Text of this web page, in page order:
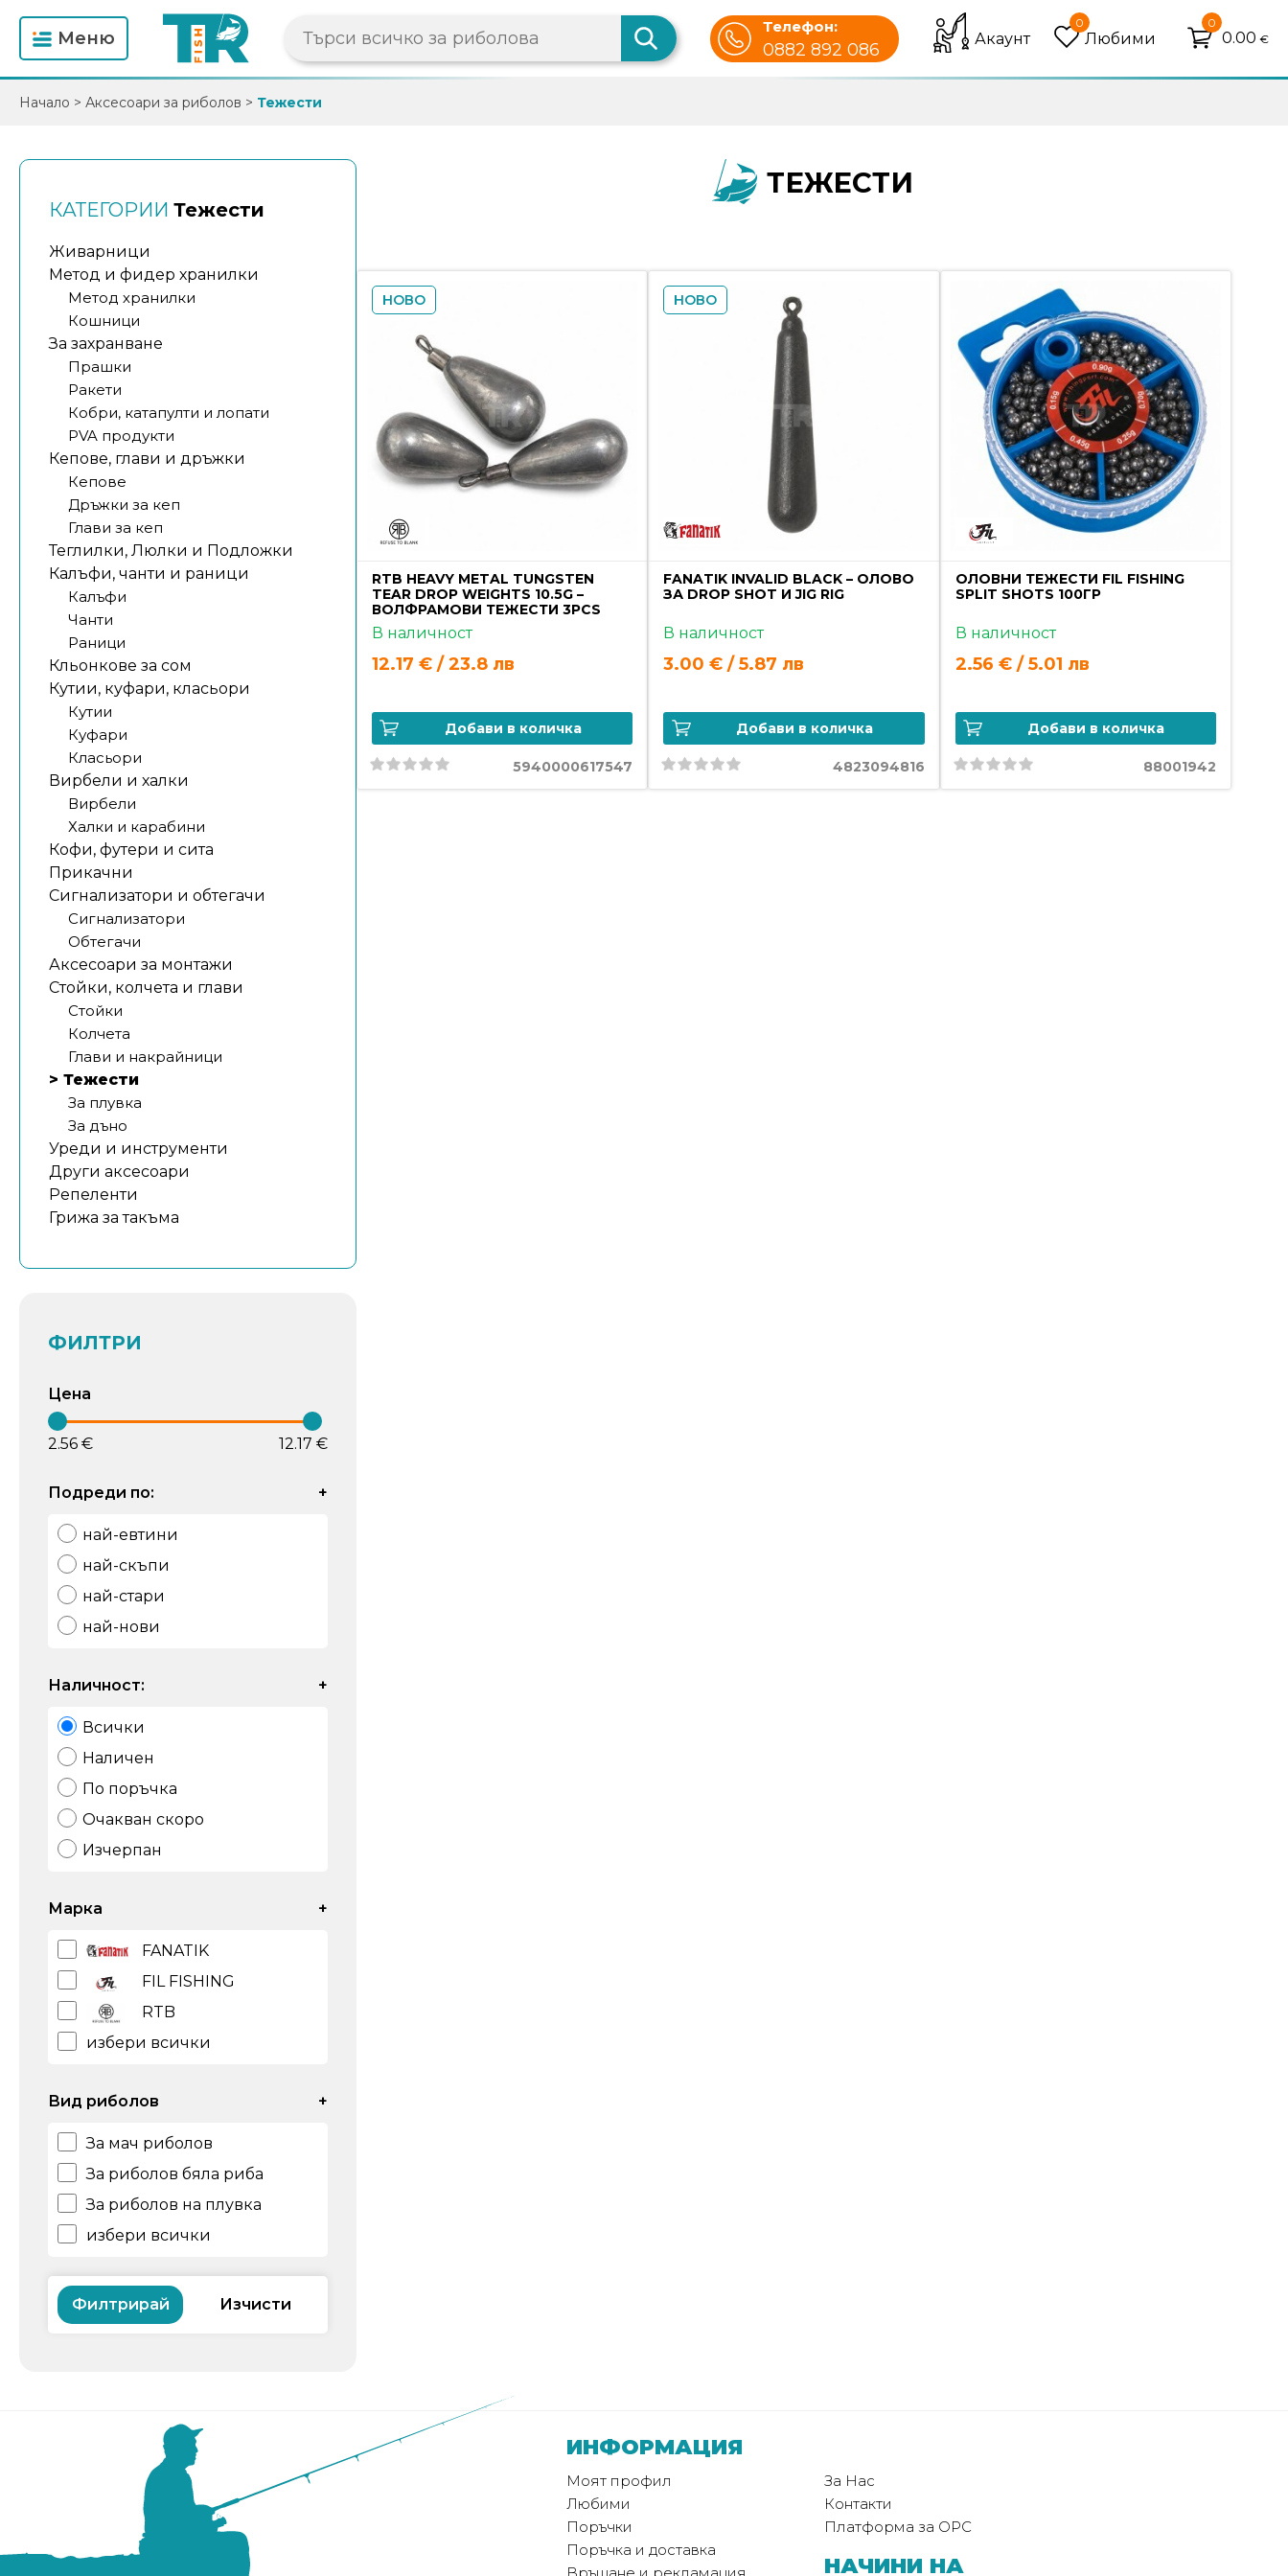
Mеню
Телефон:
0882 892 086
Акаунт
0
Любими
0
0.00 €
Начало > Аксесоари за риболов > Тежести
КАТЕГОРИИ Тежести
Живарници
Метод и фидер хранилки
Метод хранилки
Кошници
За захранване
Прашки
Ракети
Кобри, катапулти и лопати
PVA продукти
Кепове, глави и дръжки
Кепове
Дръжки за кеп
Глави за кеп
Теглилки, Люлки и Подложки
Калъфи, чанти и раници
Калъфи
Чанти
Раници
Кльонкове за сом
Кутии, куфари, класьори
Кутии
Куфари
Класьори
Вирбели и халки
Вирбели
Халки и карабини
Кофи, футери и сита
Прикачни
Сигнализатори и обтегачи
Сигнализатори
Обтегачи
Аксесоари за монтажи
Стойки, колчета и глави
Стойки
Колчета
Глави и накрайници
> Тежести
За плувка
За дъно
Уреди и инструменти
Други аксесоари
Репеленти
Грижа за такъма
ФИЛТРИ
Цена
2.56 € 12.17 €
Подреди по: +
най-евтини
най-скъпи
най-стари
най-нови
Наличност: +
Всички
Наличен
По поръчка
Очакван скоро
Изчерпан
Марка +
FANATIK
FIL FISHING
RTB
избери всички
Вид риболов +
За мач риболов
За риболов бяла риба
За риболов на плувка
избери всички
Филтрирай
ТЕЖЕСТИ
НОВО
RTB HEAVY METAL TUNGSTEN
TEAR DROP WEIGHTS 10.5G –
ВОЛФРАМОВИ ТЕЖЕСТИ 3PCS
В наличност
12.17 € / 23.8 лв
Добави в количка
5940000617547
НОВО
FANATIK INVALID BLACK – ОЛОВО
ЗА DROP SHOT И JIG RIG
В наличност
3.00 € / 5.87 лв
Добави в количка
4823094816
ОЛОВНИ ТЕЖЕСТИ FIL FISHING
SPLIT SHOTS 100ГР
В наличност
2.56 € / 5.01 лв
Добави в количка
88001942
ИНФОРМАЦИЯ
Моят профил
Любими
Поръчки
Поръчка и доставка
За Нас
Контакти
Платформа за ОРС
НАЧИНИ НА